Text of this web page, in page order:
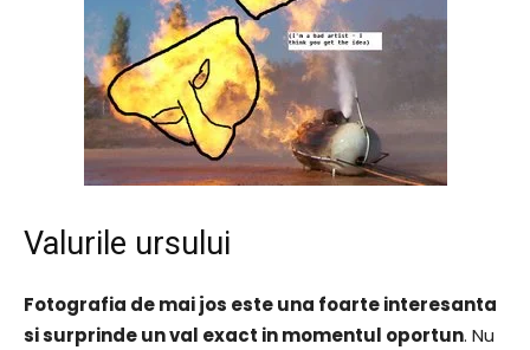
Valurile ursului
Fotografia de mai jos este una foarte interesanta
si surprinde un val exact in momentul oportun. Nu